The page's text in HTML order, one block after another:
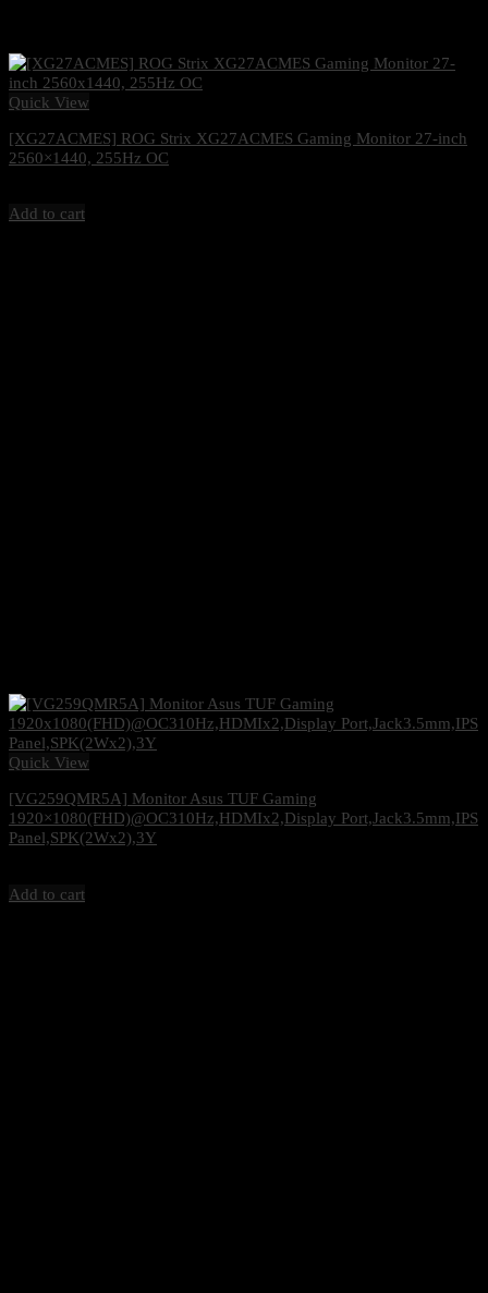
Quick View
[XG27ACMES] ROG Strix XG27ACMES Gaming Monitor 27-inch
2560×1440, 255Hz OC
Add to cart
Quick View
[VG259QMR5A] Monitor Asus TUF Gaming
1920×1080(FHD)@OC310Hz,HDMIx2,Display Port,Jack3.5mm,IPS
Panel,SPK(2Wx2),3Y
Add to cart